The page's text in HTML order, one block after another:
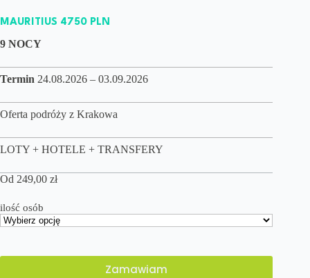
MAURITIUS 4750 PLN
9 NOCY
Termin 24.08.2026 – 03.09.2026
Oferta podróży z Krakowa
LOTY + HOTELE + TRANSFERY
Od 249,00 zł
ilość osób
Zamawiam